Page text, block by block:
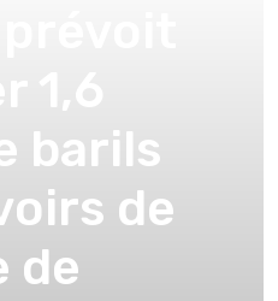
barils
de
de